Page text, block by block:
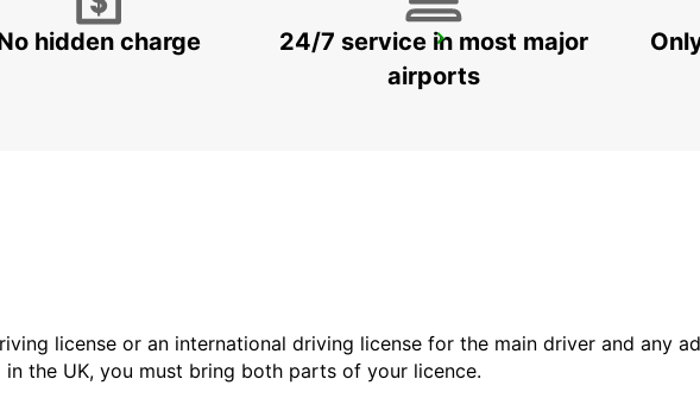
AIRE-SUR-L'ADOUR MONT-DE-
hidden charge
24/7 service in most major
airports
license or an international driving license for the main driver and any
the UK, you must bring both parts of your licence.